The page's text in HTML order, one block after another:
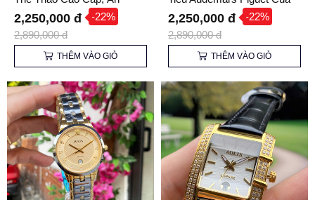
Tượng Kiểu Audemars
Piguet
2,250,000 đ -22%
2,890,000 đ
THÊM VÀO GIỎ
Giới Bình Dân
2,250,000 đ -22%
2,890,000 đ
THÊM VÀO GIỎ